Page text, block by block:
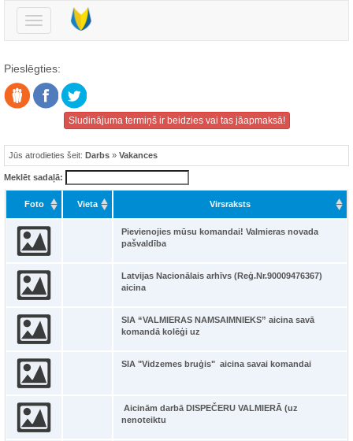
Pārslēgt
navigāciju
Pieslēgties:
Sludinājuma termiņš ir beidzies vai tas jāapmaksā!
Jūs atrodieties šeit: Darbs » Vakances
Meklēt sadaļā:
Foto Vieta Virsraksts
Pievienojies mūsu komandai! Valmieras novada
pašvaldība
Latvijas Nacionālais arhīvs (Reģ.Nr.90009476367)
aicina
SIA “VALMIERAS NAMSAIMNIEKS” aicina savā
komandā kolēģi uz
SIA "Vidzemes bruģis" aicina savai komandai
Aicinām darbā DISPEČERU VALMIERĀ (uz
nenoteiktu